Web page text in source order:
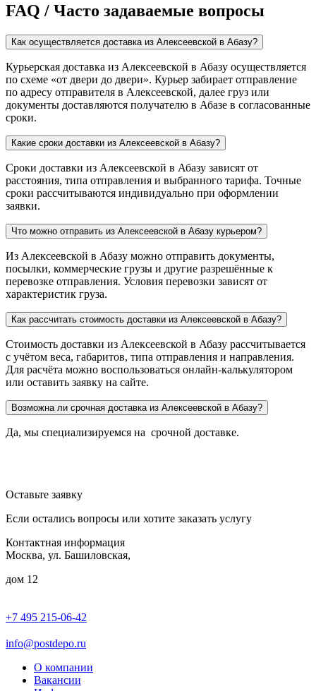
FAQ / Часто задаваемые вопросы
Как осуществляется доставка из Алексеевской в Абазу?
Курьерская доставка из Алексеевской в Абазу осуществляется
по схеме «от двери до двери». Курьер забирает отправление
по адресу отправителя в Алексеевской, далее груз или
документы доставляются получателю в Абазе в согласованные
сроки.
Какие сроки доставки из Алексеевской в Абазу?
Сроки доставки из Алексеевской в Абазу зависят от
расстояния, типа отправления и выбранного тарифа. Точные
сроки рассчитываются индивидуально при оформлении
заявки.
Что можно отправить из Алексеевской в Абазу курьером?
Из Алексеевской в Абазу можно отправить документы,
посылки, коммерческие грузы и другие разрешённые к
перевозке отправления. Условия перевозки зависят от
характеристик груза.
Как рассчитать стоимость доставки из Алексеевской в Абазу?
Стоимость доставки из Алексеевской в Абазу рассчитывается
с учётом веса, габаритов, типа отправления и направления.
Для расчёта можно воспользоваться онлайн-калькулятором
или оставить заявку на сайте.
Возможна ли срочная доставка из Алексеевской в Абазу?
Да, мы специализируемся на срочной доставке.
Оставьте заявку
Если остались вопросы или хотите заказать услугу
Контактная информация
Москва, ул. Башиловская,
дом 12
+7 495 215-06-42
info@postdepo.ru
О компании
Вакансии